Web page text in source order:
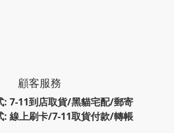
顧客服務
: 7-11到店取貨/黑貓宅配/郵寄
: 線上刷卡/7-11取貨付款/轉帳